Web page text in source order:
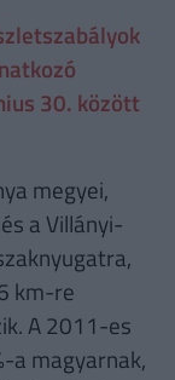
30. között
megyei,
a Villányi-
km-re
A 2011-es
a magyarnak,